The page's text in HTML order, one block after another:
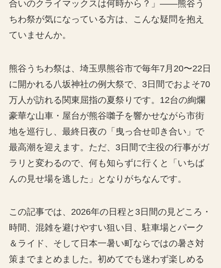
合いのクライマックスは何時から？」——熊谷う
ちわ祭が気になっている方は、こんな疑問を抱え
ていませんか。
熊谷うちわ祭は、埼玉県熊谷市で毎年7月20〜22日
に開かれる八坂神社の例大祭で、3日間でおよそ70
万人が訪れる関東屈指の夏祭りです。12台の絢爛
豪華な山車・屋台が熊谷囃子を響かせながら市街
地を巡行し、最終日夜の「曳っ合せ叩き合い」で
最高潮を迎えます。ただ、3日間で主役の行事がガ
ラリと変わるので、何も知らずに行くと「いちば
んの見せ場を逃した」となりがちなんです。
この記事では、2026年の日程と3日間の見どころ・
時間、混雑を避けやすい狙い目、駐車場とパーク
＆ライド、そして日本一暑い町ならではの暑さ対
策までまとめました。初めてでも迷わず楽しめる